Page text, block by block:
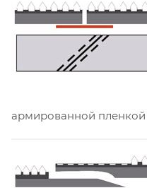
армированной